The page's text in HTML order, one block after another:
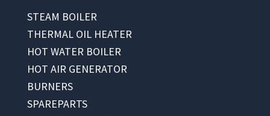
STEAM BOILER
THERMAL OIL HEATER
HOT WATER BOILER
HOT AIR GENERATOR
BURNERS
SPAREPARTS